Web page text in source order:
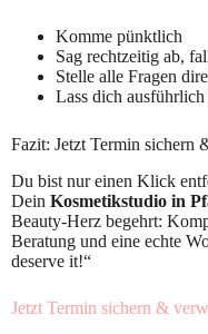
Komme pünktlich
Sag rechtzeitig ab,
Stelle alle Fragen
Lass dich ausführlich
Fazit: Jetzt Termin sichern
Du bist nur einen Klick
Dein Kosmetikstudio in
Beauty-Herz begehrt:
Beratung und eine echte
deserve it!“
Jetzt Termin sichern &